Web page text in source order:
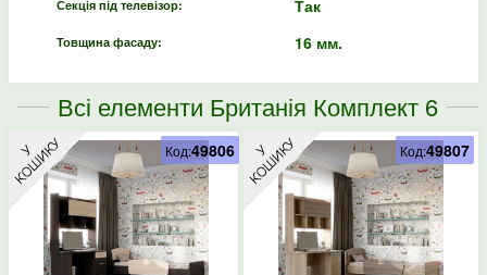
Секція під телевізор: Так
Товщина фасаду: 16 мм.
Всі елементи Британія Комплект 6
Код:49806 Код:49807